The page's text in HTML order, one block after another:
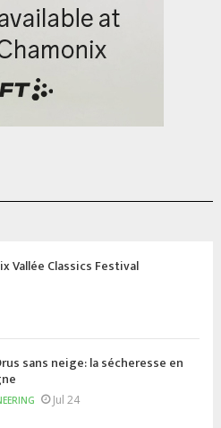
Vallée Classics Festival
sans neige: la sécheresse en
Jul 24